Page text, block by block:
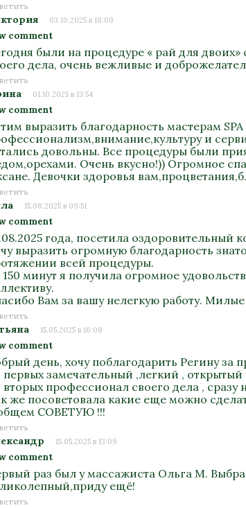
03.10.2025 в 18:09
comment
были на процедуре « рай для
дела, очень вежливые и
01.10.2025 в 13:54
comment
выразить благодарность мастерам
и
довольны. Все процедуры были
Очень вкусно!)) Огромное
Девочки здоровья
15.08.2025 в 09:51
comment
года, посетила оздоровительный
выразить огромную благодарность
всей процедуры.
150 минут я получила огромное
Вам за вашу нелегкую работу.
15.05.2025 в 16:08
comment
день, хочу поблагодарить Регину за
первых замечательный ,легкий ,
вторых профессионал своего дела ,
же посоветовала какие еще можно
СОВЕТУЮ !!!
15.05.2025 в 13:09
comment
раз был у массажиста Ольга М.
ещё!